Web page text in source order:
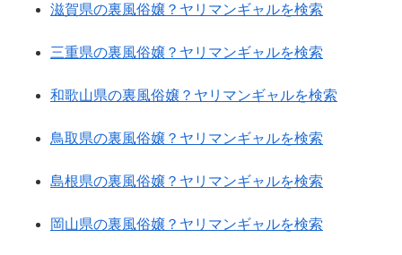
滋賀県の裏風俗嬢？ヤリマンギャルを検索
三重県の裏風俗嬢？ヤリマンギャルを検索
和歌山県の裏風俗嬢？ヤリマンギャルを検索
鳥取県の裏風俗嬢？ヤリマンギャルを検索
島根県の裏風俗嬢？ヤリマンギャルを検索
岡山県の裏風俗嬢？ヤリマンギャルを検索